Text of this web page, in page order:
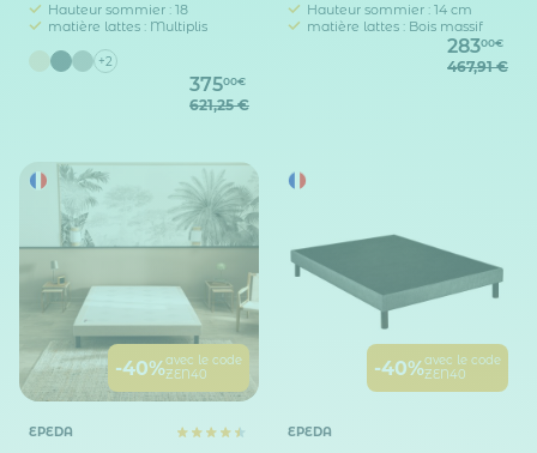
Hauteur sommier : 18
matière lattes : Multiplis
+2
37500€
621,25 €
Hauteur sommier : 14 cm
matière lattes : Bois massif
28300€
467,91 €
-40%avec le code
ZEN40
EPEDA
-40%avec le code
ZEN40
EPEDA